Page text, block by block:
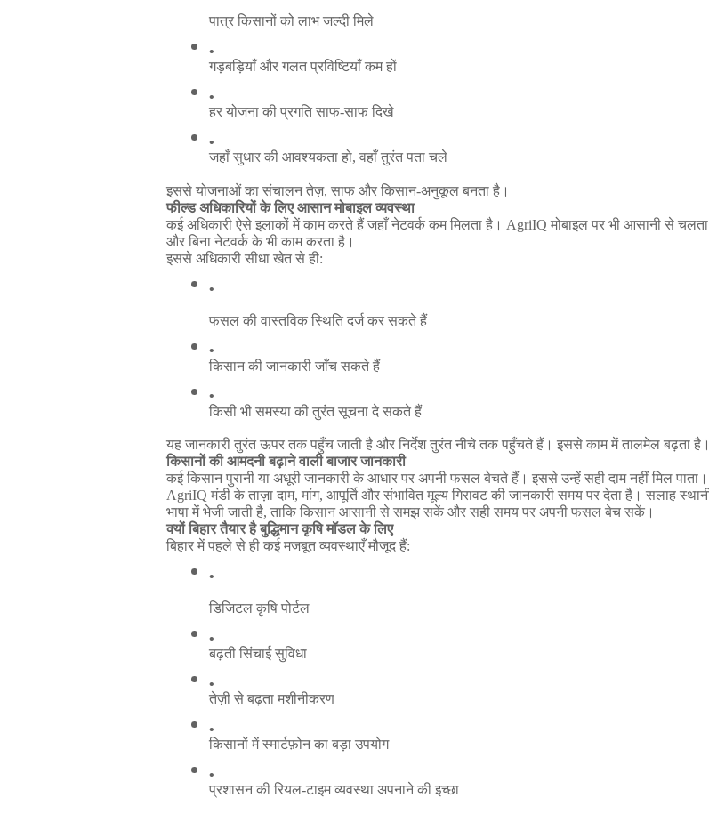
पात्र किसानों को लाभ जल्दी मिले
गड़बड़ियाँ और गलत प्रविष्टियाँ कम हों
हर योजना की प्रगति साफ-साफ दिखे
जहाँ सुधार की आवश्यकता हो, वहाँ तुरंत पता चले
इससे योजनाओं का संचालन तेज़, साफ और किसान-अनुकूल बनता है।
फील्ड अधिकारियों के लिए आसान मोबाइल व्यवस्था
कई अधिकारी ऐसे इलाकों में काम करते हैं जहाँ नेटवर्क कम मिलता है। AgriIQ मोबाइल पर भी आसानी से चलता
और बिना नेटवर्क के भी काम करता है।
इससे अधिकारी सीधा खेत से ही:
फसल की वास्तविक स्थिति दर्ज कर सकते हैं
किसान की जानकारी जाँच सकते हैं
किसी भी समस्या की तुरंत सूचना दे सकते हैं
यह जानकारी तुरंत ऊपर तक पहुँच जाती है और निर्देश तुरंत नीचे तक पहुँचते हैं। इससे काम में तालमेल बढ़ता है।
किसानों की आमदनी बढ़ाने वाली बाजार जानकारी
कई किसान पुरानी या अधूरी जानकारी के आधार पर अपनी फसल बेचते हैं। इससे उन्हें सही दाम नहीं मिल पाता।
AgriIQ मंडी के ताज़ा दाम, मांग, आपूर्ति और संभावित मूल्य गिरावट की जानकारी समय पर देता है। सलाह
भाषा में भेजी जाती है, ताकि किसान आसानी से समझ सकें और सही समय पर अपनी फसल बेच सकें।
क्यों बिहार तैयार है बुद्धिमान कृषि मॉडल के लिए
बिहार में पहले से ही कई मजबूत व्यवस्थाएँ मौजूद हैं:
डिजिटल कृषि पोर्टल
बढ़ती सिंचाई सुविधा
तेज़ी से बढ़ता मशीनीकरण
किसानों में स्मार्टफ़ोन का बड़ा उपयोग
प्रशासन की रियल-टाइम व्यवस्था अपनाने की इच्छा